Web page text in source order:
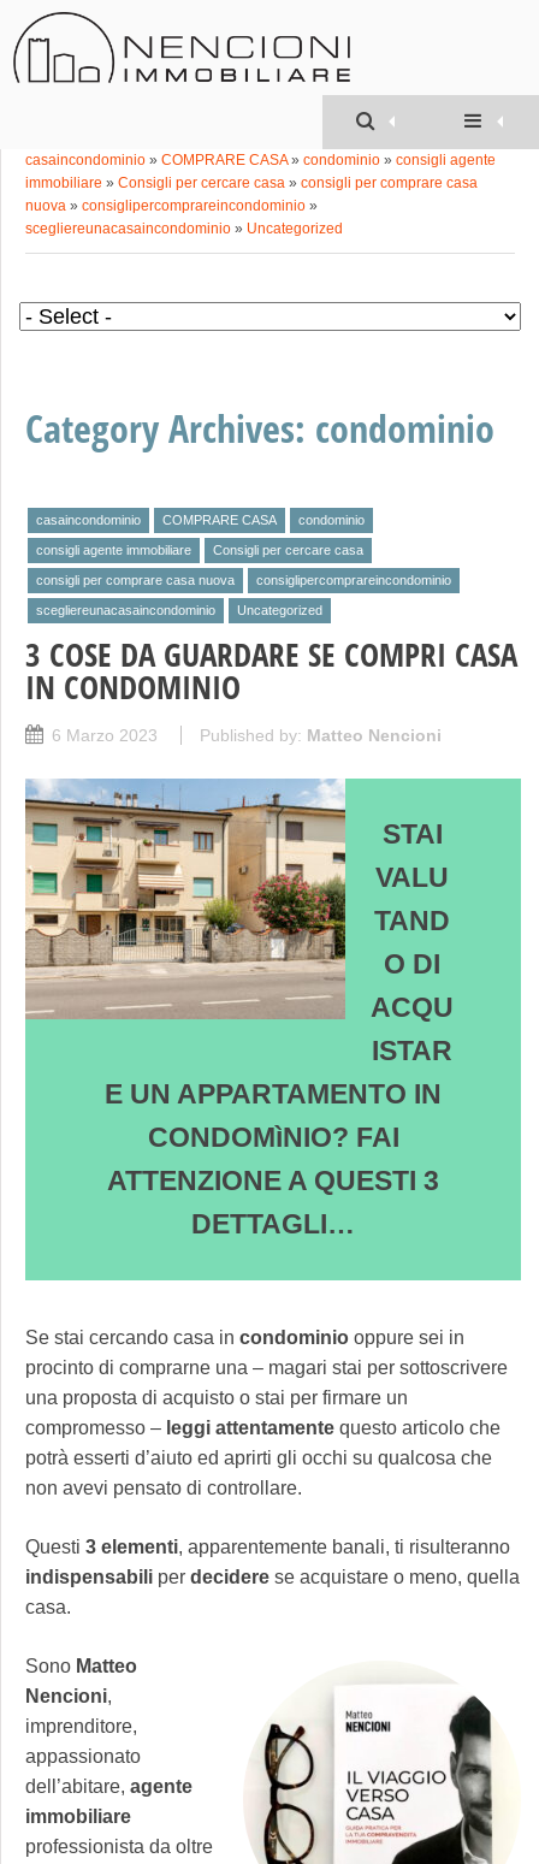
casaincondominio » COMPRARE CASA» condominio » consigli agente
immobiliare » Consigli per cercare casa » consigli per comprare casa
nuova » consiglipercomprareincondominio »
scegliereunacasaincondominio » Uncategorized
Category Archives: condominio
casaincondominio COMPRARE CASA condominio
consigli agente immobiliare Consigli per cercare casa
consigli per comprare casa nuova consiglipercomprareincondominio
scegliereunacasaincondominio Uncategorized
3 COSE DA GUARDARE SE COMPRI CASA
IN CONDOMINIO
6 Marzo 2023 Published by: Matteo Nencioni
STAI
VALU
TAND
O DI
ACQU
ISTAR
E UN APPARTAMENTO IN
CONDOMìNIO? FAI
ATTENZIONE A QUESTI 3
DETTAGLI…
Se stai cercando casa in condominio oppure sei in
procinto di comprarne una – magari stai per sottoscrivere
una proposta di acquisto o stai per firmare un
compromesso – leggi attentamente questo articolo che
potrà esserti d’aiuto ed aprirti gli occhi su qualcosa che
non avevi pensato di controllare.
Questi 3 elementi, apparentemente banali, ti risulteranno
indispensabili per decidere se acquistare o meno, quella
casa.
Sono Matteo
Nencioni,
imprenditore,
appassionato
dell’abitare, agente
immobiliare
professionista da oltre